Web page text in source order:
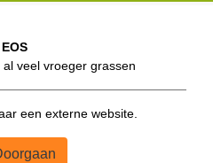
EOS
veel vroeger grassen
een externe website.